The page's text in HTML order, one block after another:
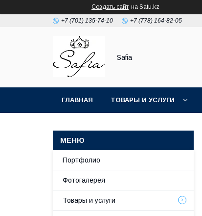
Создать сайт на Satu.kz
+7 (701) 135-74-10 +7 (778) 164-82-05
Safia
ГЛАВНАЯ ТОВАРЫ И УСЛУГИ
Портфолио
Фотогалерея
Товары и услуги